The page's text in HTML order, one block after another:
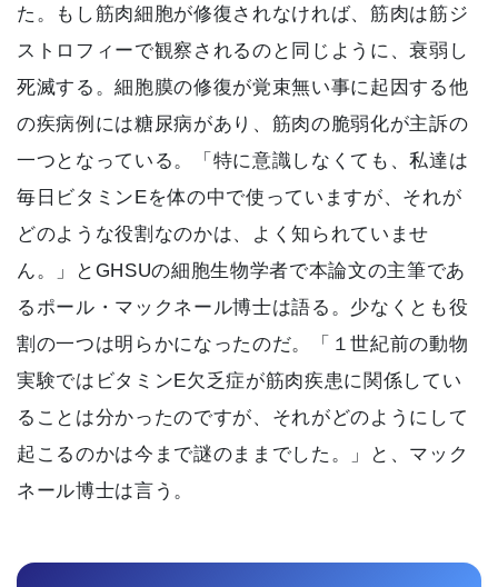
た。もし筋肉細胞が修復されなければ、筋肉は筋ジ
ストロフィーで観察されるのと同じように、衰弱し
死滅する。細胞膜の修復が覚束無い事に起因する他
の疾病例には糖尿病があり、筋肉の脆弱化が主訴の
一つとなっている。「特に意識しなくても、私達は
毎日ビタミンEを体の中で使っていますが、それが
どのような役割なのかは、よく知られていませ
ん。」とGHSUの細胞生物学者で本論文の主筆であ
るポール・マックネール博士は語る。少なくとも役
割の一つは明らかになったのだ。「１世紀前の動物
実験ではビタミンE欠乏症が筋肉疾患に関係してい
ることは分かったのですが、それがどのようにして
起こるのかは今まで謎のままでした。」と、マック
ネール博士は言う。